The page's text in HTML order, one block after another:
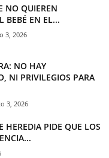
NO QUIEREN
BEBÉ EN EL...
3, 2026
NO HAY
NI PRIVILEGIOS PARA
3, 2026
HEREDIA PIDE QUE LOS